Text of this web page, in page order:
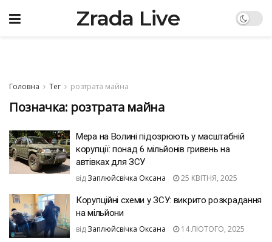
Zrada Live
Головна Тег розтрата майна
Позначка: розтрата майна
Мера на Волині підозрюють у масштабній
корупції: понад 6 мільйонів гривень на
автівках для ЗСУ
від Заплюйсвічка Оксана 25 КВІТНЯ, 2025
Корупційні схеми у ЗСУ: викрито розкрадання
на мільйони
від Заплюйсвічка Оксана 14 ЛЮТОГО, 2025